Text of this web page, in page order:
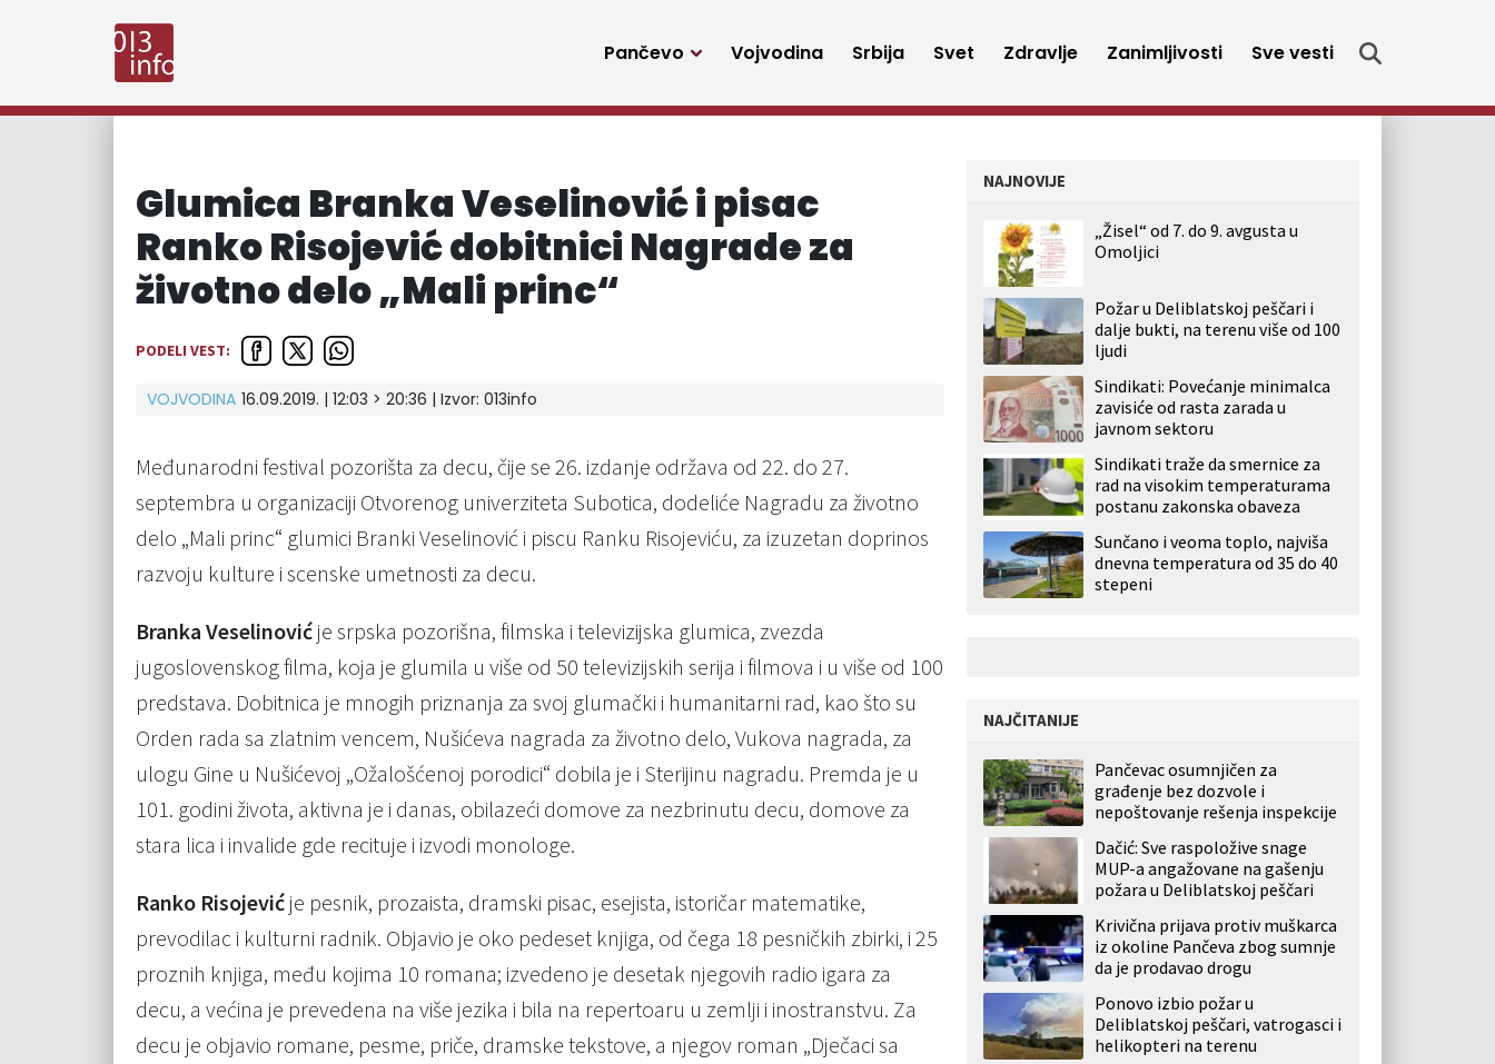
Pančevo Vojvodina Srbija Svet Zdravlje Zanimljivosti Sve vesti
Glumica Branka Veselinović i pisac
Ranko Risojević dobitnici Nagrade za
životno delo „Mali princ“
PODELI VEST:
VOJVODINA 16.09.2019. | 12:03 > 20:36 | Izvor: 013info
Međunarodni festival pozorišta za decu, čije se 26. izdanje održava od 22. do 27.
septembra u organizaciji Otvorenog univerziteta Subotica, dodeliće Nagradu za životno
delo „Mali princ“ glumici Branki Veselinović i piscu Ranku Risojeviću, za izuzetan doprinos
razvoju kulture i scenske umetnosti za decu.
Branka Veselinović je srpska pozorišna, filmska i televizijska glumica, zvezda
jugoslovenskog filma, koja je glumila u više od 50 televizijskih serija i filmova i u više od 100
predstava. Dobitnica je mnogih priznanja za svoj glumački i humanitarni rad, kao što su
Orden rada sa zlatnim vencem, Nušićeva nagrada za životno delo, Vukova nagrada, za
ulogu Gine u Nušićevoj „Ožalošćenoj porodici“ dobila je i Sterijinu nagradu. Premda je u
101. godini života, aktivna je i danas, obilazeći domove za nezbrinutu decu, domove za
stara lica i invalide gde recituje i izvodi monologe.
Ranko Risojević je pesnik, prozaista, dramski pisac, esejista, istoričar matematike,
prevodilac i kulturni radnik. Objavio je oko pedeset knjiga, od čega 18 pesničkih zbirki, i 25
proznih knjiga, među kojima 10 romana; izvedeno je desetak njegovih radio igara za
decu, a većina je prevedena na više jezika i bila na repertoaru u zemlji i inostranstvu. Za
decu je objavio romane, pesme, priče, dramske tekstove, a njegov roman „Dječaci sa
NAJNOVIJE
„Žisel“ od 7. do 9. avgusta u
Omoljici
Požar u Deliblatskoj peščari i
dalje bukti, na terenu više od 100
ljudi
Sindikati: Povećanje minimalca
zavisiće od rasta zarada u
javnom sektoru
Sindikati traže da smernice za
rad na visokim temperaturama
postanu zakonska obaveza
Sunčano i veoma toplo, najviša
dnevna temperatura od 35 do 40
stepeni
NAJČITANIJE
Pančevac osumnjičen za
građenje bez dozvole i
nepoštovanje rešenja inspekcije
Dačić: Sve raspoložive snage
MUP-a angažovane na gašenju
požara u Deliblatskoj peščari
Krivična prijava protiv muškarca
iz okoline Pančeva zbog sumnje
da je prodavao drogu
Ponovo izbio požar u
Deliblatskoj peščari, vatrogasci i
helikopteri na terenu